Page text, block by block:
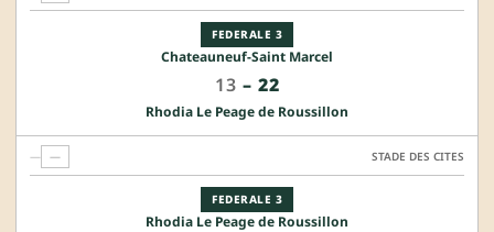
FEDERALE 3
Chateauneuf-Saint Marcel
13 – 22
Rhodia Le Peage de Roussillon
FEDERALE 3
Rhodia Le Peage de Roussillon
— — STADE DES CITES